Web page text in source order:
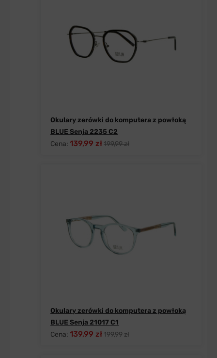
Okulary zerówki do komputera z powłoką
BLUE Senja 2235 C2
Cena: 139,99 zł199,99 zł
Okulary zerówki do komputera z powłoką
BLUE Senja 21017 C1
Cena: 139,99 zł199,99 zł